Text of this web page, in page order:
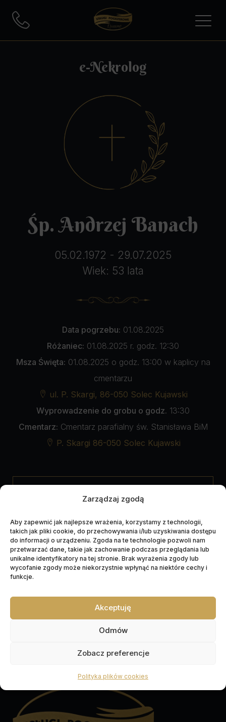
Zarządzaj zgodą
Aby zapewnić jak najlepsze wrażenia, korzystamy z technologii,
takich jak pliki cookie, do przechowywania i/lub uzyskiwania dostępu
do informacji o urządzeniu. Zgoda na te technologie pozwoli nam
przetwarzać dane, takie jak zachowanie podczas przeglądania lub
unikalne identyfikatory na tej stronie. Brak wyrażenia zgody lub
wycofanie zgody może niekorzystnie wpłynąć na niektóre cechy i
funkcje.
Akceptuję
Odmów
Zobacz preferencje
Polityka plików cookies
e-Nekrolog
Śp. Andrzej Banach
05.02.1972 - 29.07.2025
Wiek: 53 lata
Data pogrzebu: 01.08.2025
Różaniec: 01.08.2025 r. godz. 12:30
Msza Święta: 01.08.2025 o godz. 13:00 w kaplicy na
cmentarzu
ul. P. Skargi, 86-050 Solec Kujawski
Wyprowadzenie do grobu o godz. 13:30
Cmentarz: Cmentarz parafialny św. Stanisława BiM
P. Skargi 86-050 Solec Kujawski
Napędzane przez technologię